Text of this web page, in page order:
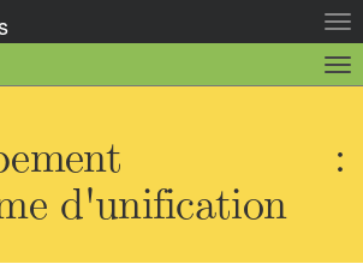
la
la
:
d'unification